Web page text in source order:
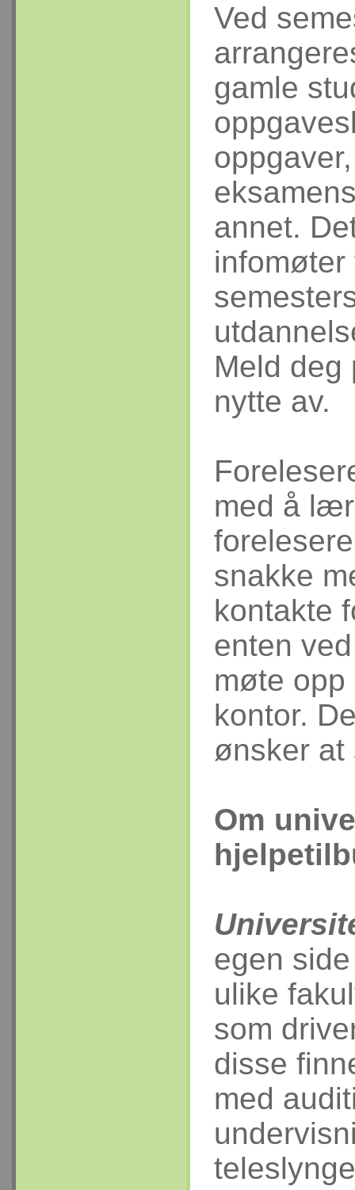
Ved
gamle
annet.
Meld deg
nytte av.
med å
snakke
kontakte
enten
møte
kontor.
ønsker at
Om
egen
ulike
som
disse
med